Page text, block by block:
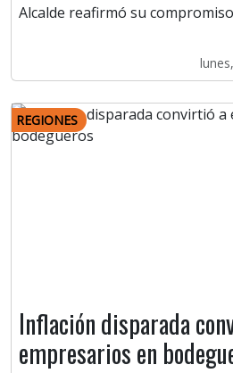
Alcalde reafirmó su
REGIONES
Inflación disparada
empresarios en